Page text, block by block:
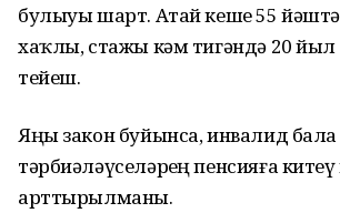
булыуы шарт. Атай кеше 55
хаҡлы, стажы кәм тигәндә 20
тейеш.
Яңы закон буйынса, инвалид бала
тәрбиәләүселәрҙең пенсияға
арттырылманы.